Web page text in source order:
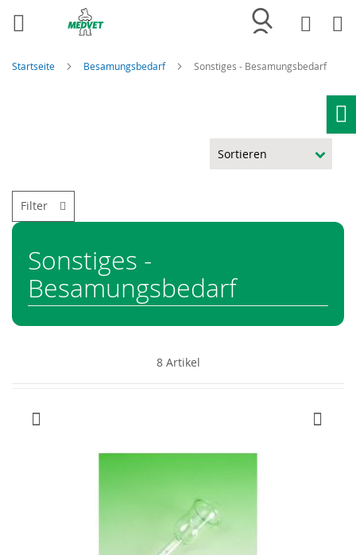
Merkliste
Startseite Besamungsbedarf Sonstiges - Besamungsbedarf
Sonstiges -
Besamungsbedarf
8Artikel
Filter